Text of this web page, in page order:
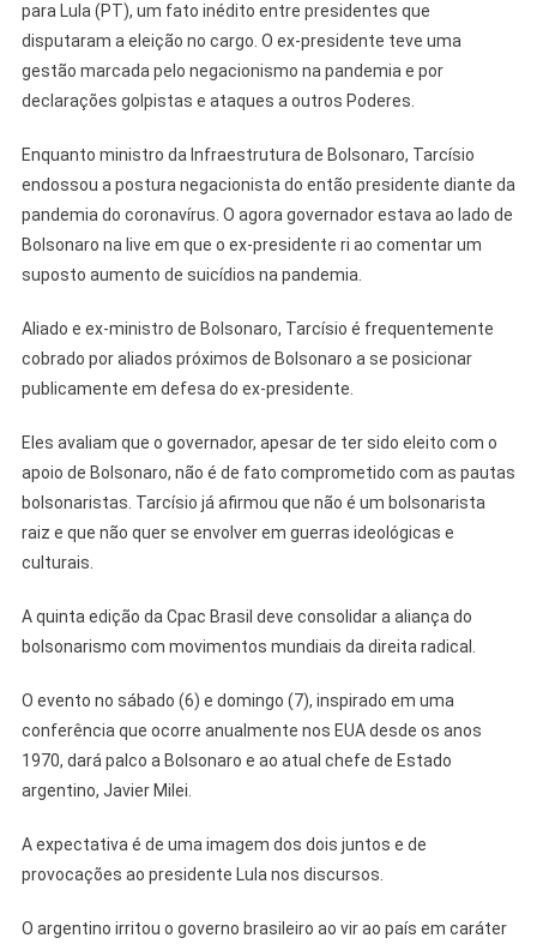
para Lula (PT), um fato inédito entre presidentes que
disputaram a eleição no cargo. O ex-presidente teve uma
gestão marcada pelo negacionismo na pandemia e por
declarações golpistas e ataques a outros Poderes.
Enquanto ministro da Infraestrutura de Bolsonaro, Tarcísio
endossou a postura negacionista do então presidente diante da
pandemia do coronavírus. O agora governador estava ao lado de
Bolsonaro na live em que o ex-presidente ri ao comentar um
suposto aumento de suicídios na pandemia.
Aliado e ex-ministro de Bolsonaro, Tarcísio é frequentemente
cobrado por aliados próximos de Bolsonaro a se posicionar
publicamente em defesa do ex-presidente.
Eles avaliam que o governador, apesar de ter sido eleito com o
apoio de Bolsonaro, não é de fato comprometido com as pautas
bolsonaristas. Tarcísio já afirmou que não é um bolsonarista
raiz e que não quer se envolver em guerras ideológicas e
culturais.
A quinta edição da Cpac Brasil deve consolidar a aliança do
bolsonarismo com movimentos mundiais da direita radical.
O evento no sábado (6) e domingo (7), inspirado em uma
conferência que ocorre anualmente nos EUA desde os anos
1970, dará palco a Bolsonaro e ao atual chefe de Estado
argentino, Javier Milei.
A expectativa é de uma imagem dos dois juntos e de
provocações ao presidente Lula nos discursos.
O argentino irritou o governo brasileiro ao vir ao país em caráter